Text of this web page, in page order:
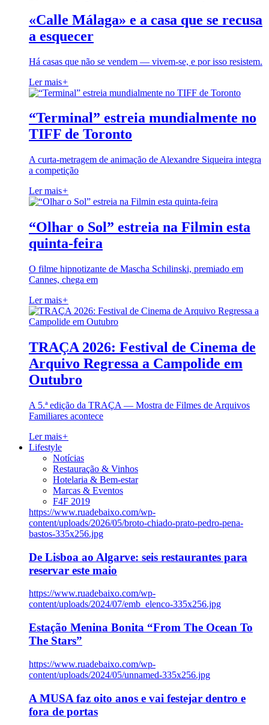
«Calle Málaga» e a casa que se recusa
a esquecer
Há casas que não se vendem — vivem-se, e por isso resistem.
Ler mais+
“Terminal” estreia mundialmente no
TIFF de Toronto
A curta-metragem de animação de Alexandre Siqueira integra
a competição
Ler mais+
“Olhar o Sol” estreia na Filmin esta
quinta-feira
O filme hipnotizante de Mascha Schilinski, premiado em
Cannes, chega em
Ler mais+
TRAÇA 2026: Festival de Cinema de
Arquivo Regressa a Campolide em
Outubro
A 5.ª edição da TRAÇA — Mostra de Filmes de Arquivos
Familiares acontece
Ler mais+
Lifestyle
Notícias
Restauração & Vinhos
Hotelaria & Bem-estar
Marcas & Eventos
F4F 2019
https://www.ruadebaixo.com/wp-
content/uploads/2026/05/broto-chiado-prato-pedro-pena-
bastos-335x256.jpg
De Lisboa ao Algarve: seis restaurantes para
reservar este maio
https://www.ruadebaixo.com/wp-
content/uploads/2024/07/emb_elenco-335x256.jpg
Estação Menina Bonita “From The Ocean To
The Stars”
https://www.ruadebaixo.com/wp-
content/uploads/2024/05/unnamed-335x256.jpg
A MUSA faz oito anos e vai festejar dentro e
fora de portas